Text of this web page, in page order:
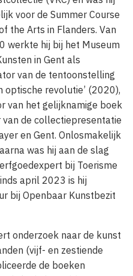
kronkelende lijnen van
stammen of het
Spilliaert zocht
kant van het leven,
rustgevende
en bossen.
voor de Summer Course
the Arts in Flanders. Van
werkte hij bij het Museum
in Gent als
van de tentoonstelling
optische revolutie’ (2020),
van het gelijknamige boek
de collectiepresentatie
en Gent. Onlosmakelijk
was hij aan de slag
bij Toerisme
april 2023 is hij
bij Openbaar Kunstbezit
onderzoek naar de kunst
(vijf- en zestiende
de boeken